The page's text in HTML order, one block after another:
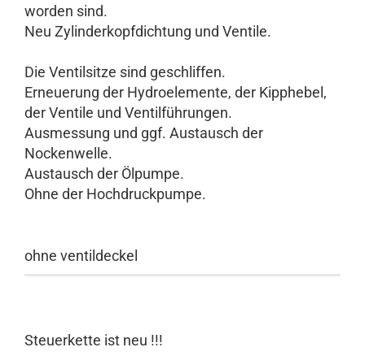
worden sind.
Neu Zylinderkopfdichtung und Ventile.
Die Ventilsitze sind geschliffen.
Erneuerung der Hydroelemente, der Kipphebel,
der Ventile und Ventilführungen.
Ausmessung und ggf. Austausch der
Nockenwelle.
Austausch der Ölpumpe.
Ohne der Hochdruckpumpe.
ohne ventildeckel
Steuerkette ist neu !!!